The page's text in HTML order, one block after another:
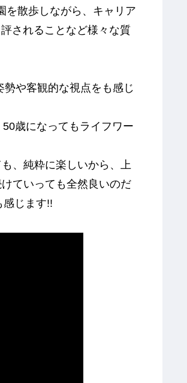
を散歩しながら、キャリア
されることなど様々な質
や客観的な視点をも感じ
歳になってもライフワー
、純粋に楽しいから、上
ていっても全然良いのだ
感じます!!